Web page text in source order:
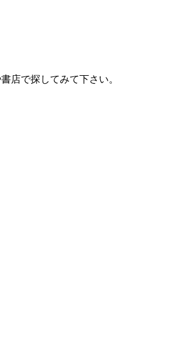
店で探してみて下さい。